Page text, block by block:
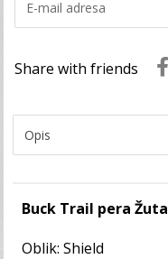
Buck Trail pera Žuta
Oblik: Shield